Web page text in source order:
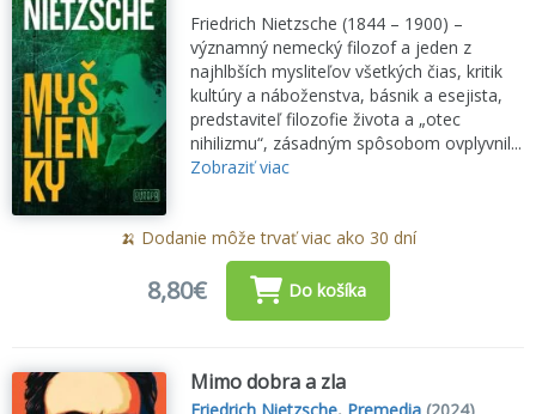
Friedrich Nietzsche (1844 – 1900) –
významný nemecký filozof a jeden z
najhlbších mysliteľov všetkých čias, kritik
kultúry a náboženstva, básnik a esejista,
predstaviteľ filozofie života a „otec
nihilizmu“, zásadným spôsobom ovplyvnil...
Zobraziť viac
🍌 Dodanie môže trvať viac ako 30 dní
8,80€ Do košíka
Mimo dobra a zla